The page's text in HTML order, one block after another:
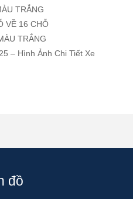
TRẮNG
VỀ 16 CHỖ
TRẮNG
– Hình Ảnh Chi Tiết Xe
đồ